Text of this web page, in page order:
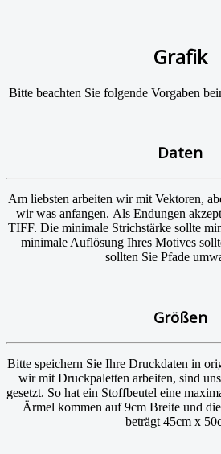
Grafik
Bitte beachten Sie folgende Vorgaben
Daten
Am liebsten arbeiten wir mit Vektoren,
wir was anfangen. Als Endungen
TIFF. Die minimale Strichstärke sollte
minimale Auflösung Ihres Motives
sollten Sie Pfade
Größen
Bitte speichern Sie Ihre Druckdaten in
wir mit Druckpaletten arbeiten, sind
gesetzt. So hat ein Stoffbeutel eine
Ärmel kommen auf 9cm Breite und
beträgt 45cm x